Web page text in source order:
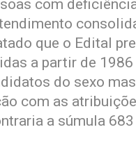
com
que o Edital
a partir de
do sexo
com as
a súmula